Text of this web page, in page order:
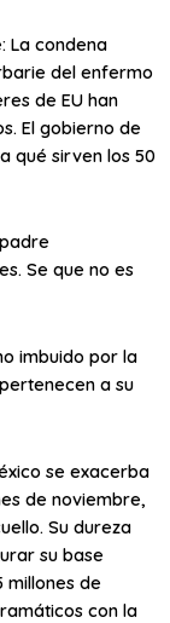
La condena
del enfermo
de EU han
El gobierno de
qué sirven los 50
Se que no es
imbuido por la
a su
se exacerba
de noviembre,
Su dureza
su base
millones de
con la